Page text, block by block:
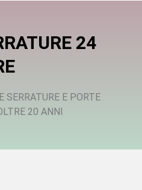
24
SERRATURE E PORTE
20 ANNI